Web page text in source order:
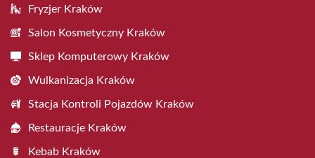
Fryzjer Kraków
Salon Kosmetyczny Kraków
Sklep Komputerowy Kraków
Wulkanizacja Kraków
Stacja Kontroli Pojazdów Kraków
Restauracje Kraków
Kebab Kraków